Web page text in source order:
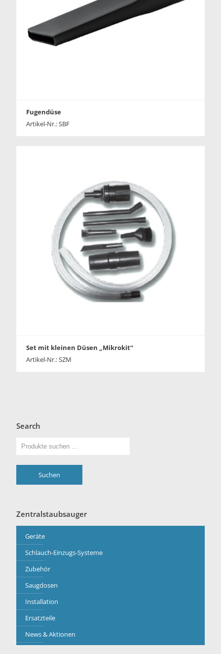
Fugendüse
Artikel-Nr.: SBF
Set mit kleinen Düsen „Mikrokit“
Artikel-Nr.: SZM
Search
Suchen
Zentralstaubsauger
Geräte
Schlauch-Einzugs-Systeme
Zubehör
Saugdosen
Installation
Ersatzteile
News & Aktionen